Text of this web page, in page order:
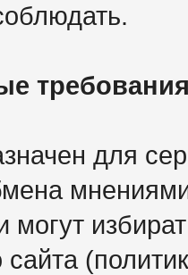
для
могут
сайта